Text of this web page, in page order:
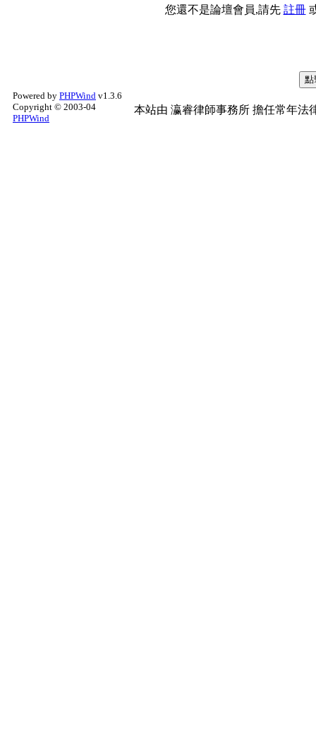
您還不是論壇會員,請先 註冊
Powered by PHPWind v1.3.6
Copyright © 2003-04
PHPWind
本站由 瀛睿律師事務所 擔任常年法